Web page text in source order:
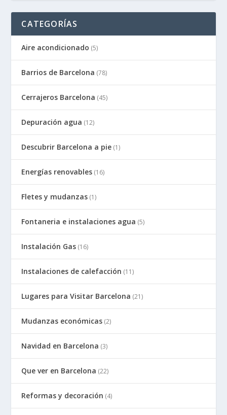
CATEGORÍAS
Aire acondicionado (5)
Barrios de Barcelona (78)
Cerrajeros Barcelona (45)
Depuración agua (12)
Descubrir Barcelona a pie (1)
Energías renovables (16)
Fletes y mudanzas (1)
Fontaneria e instalaciones agua (5)
Instalación Gas (16)
Instalaciones de calefacción (11)
Lugares para Visitar Barcelona (21)
Mudanzas económicas (2)
Navidad en Barcelona (3)
Que ver en Barcelona (22)
Reformas y decoración (4)